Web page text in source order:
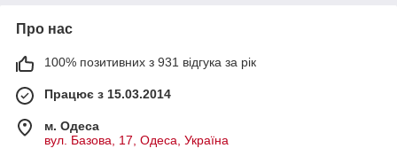
Про нас
100% позитивних з 931 відгука за рік
Працює з 15.03.2014
м. Одеса
вул. Базова, 17, Одеса, Україна